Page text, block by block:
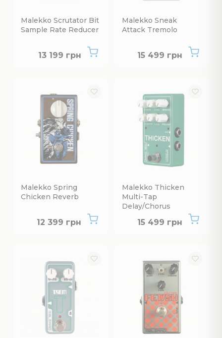
Malekko Scrutator Bit
Sample Rate Reducer
13 199 грнНет в наличии
Malekko Sneak
Attack Tremolo
15 499 грнНет в наличии
Malekko Spring
Chicken Reverb
12 399 грнНет в наличии
Malekko Thicken
Multi-Tap
Delay/Chorus
15 499 грнНет в наличии